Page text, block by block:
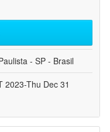
- SP - Brasil
2023-Thu Dec 31